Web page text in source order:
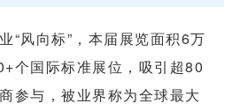
“风向标”，本届展览面积6万
个国际标准展位，吸引超80
参与，被业界称为全球最大